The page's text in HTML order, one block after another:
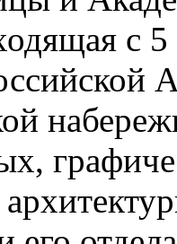
с